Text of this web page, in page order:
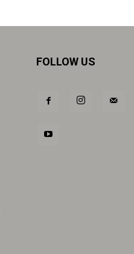
FOLLOW US